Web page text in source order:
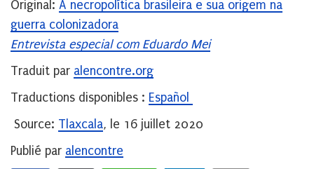
Original: A necropolítica brasileira e sua origem na
guerra colonizadora
Entrevista especial com Eduardo Mei
Traduit par alencontre.org
Traductions disponibles : Español
Source: Tlaxcala, le 16 juillet 2020
Publié par alencontre